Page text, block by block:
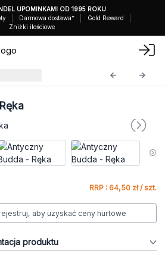
UPOMINKAMI OD 1995 ROKU
Darmowa dostawa*
Gold Reward
Zniżki ilościowe
RRP : 64,50 zł / szt.
aby uzyskać ceny hurtowe
produktu